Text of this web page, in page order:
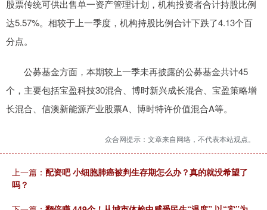
股票传统可供出售单一资产管理计划，机构投资者合计持股比例
达5.57%。相较于上一季度，机构持股比例合计下跌了4.13个百
分点。
公募基金方面，本期较上一季未再披露的公募基金共计45
个，主要包括宝盈科技30混合、博时新兴成长混合、宝盈策略增
长混合、信澳新能源产业股票A、博时特许价值混合A等。
众合网提示：文章来自网络，不代表本站观点。
上一篇： 配资吧 小细胞肺癌被判生存期怎么办？真的就没希望了
吗？